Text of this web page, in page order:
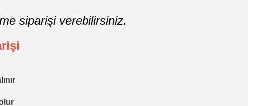
siparişi verebilirsiniz.